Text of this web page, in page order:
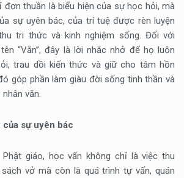
đơn thuần là biểu hiện của sự học hỏi, mà
sự uyên bác, của trí tuệ được rèn luyện
tri thức và kinh nghiệm sống. Đối với
“Văn”, đây là lời nhắc nhở để họ luôn
trau dồi kiến thức và giữ cho tâm hồn
góp phần làm giàu đời sống tinh thần và
văn.
của sự uyên bác
Phật giáo, học vấn không chỉ là việc thu
vở mà còn là quá trình tự vấn, quán